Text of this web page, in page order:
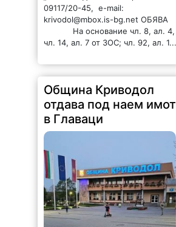
09117/20-45, e-mail:
krivodol@mbox.is-bg.net ОБЯВА
На основание чл. 8, ал. 4,
чл. 14, ал. 7 от ЗОС; чл. 92, ал. 1...
Община Криводол
отдава под наем имот
в Главаци